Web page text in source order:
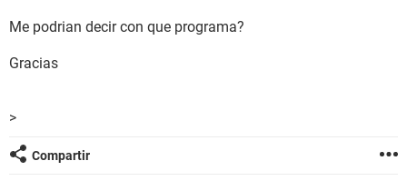
Me podrian decir con que programa?
Gracias
>
Compartir